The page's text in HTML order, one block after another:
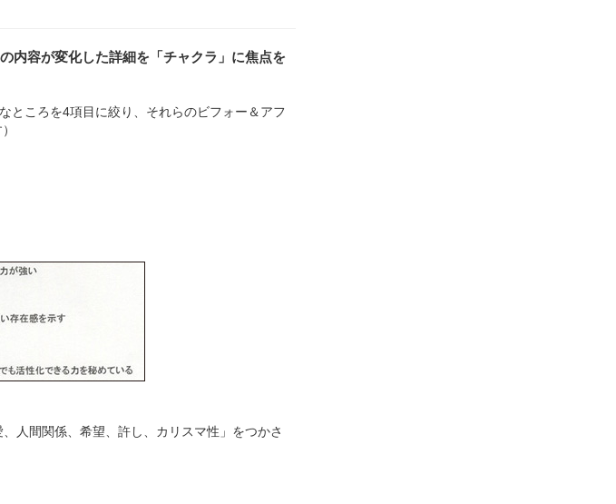
内容が変化した詳細を「チャクラ」に焦点を
ところを4項目に絞り、それらのビフォー＆アフ
人間関係、希望、許し、カリスマ性」をつかさ